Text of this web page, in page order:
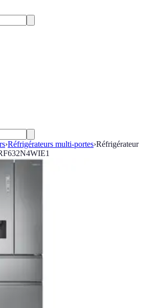
›Réfrigérateurs multi-portes›Réfrigérateur